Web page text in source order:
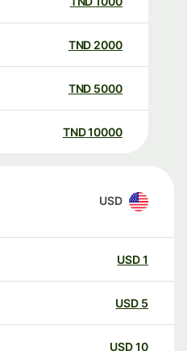
2000
TND
5000
TND
10000
TND
USD
USD
USD
USD